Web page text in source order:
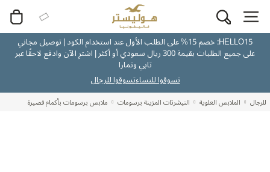
HELLO15: خصم 15% على الطلب الأول عند استخدام الكود | توصيل مجاني
على جميع الطلبات بقيمة 300 ريال سعودي أو أكثر | اشترِ الآن وادفع لاحقًا عبر
تابي وتمارا
تسوقوا للنساءتسوقوا للرجال
للرجال الملابس العلوية التيشرتات المزينة برسومات ملابس برسومات بأكمام قصيرة